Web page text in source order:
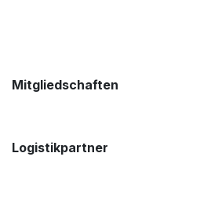
Mitgliedschaften
Logistikpartner